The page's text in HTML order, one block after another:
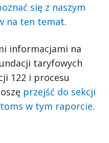
się z naszym
na ten temat.
informacjami na
taryfowych
122 i procesu
przejść do sekcji
w tym raporcie.